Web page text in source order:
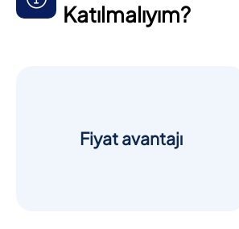
Katılmalıyım?
Fiyat avantajı